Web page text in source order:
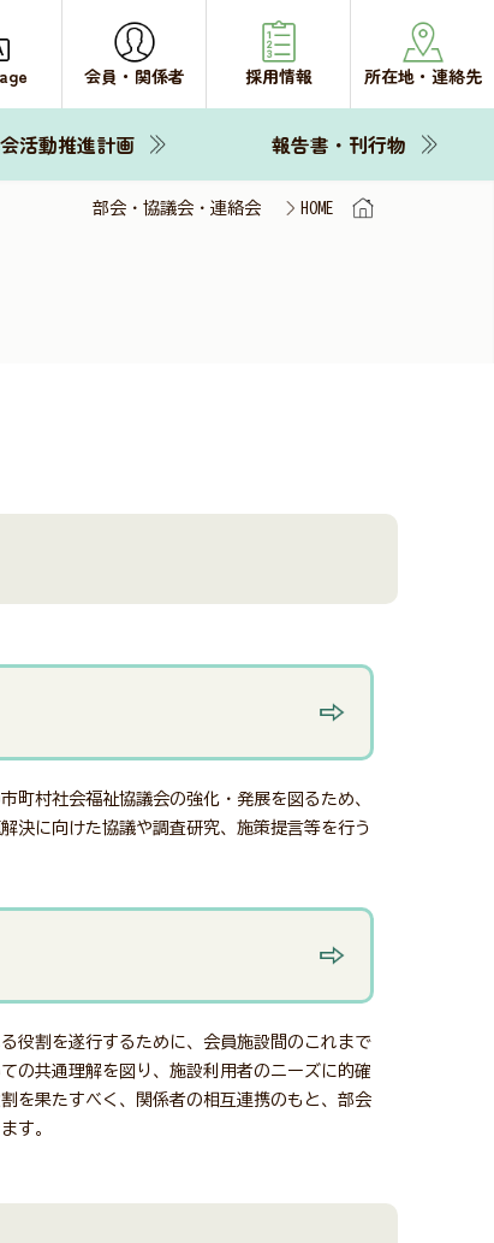
会員・関係者 採用情報 所在地・連絡先
活動推進計画 報告書・刊行物
HOME
部会・協議会・連絡会
町村社会福祉協議会の強化・発展を図るため、
決に向けた協議や調査研究、施策提言等を行う
役割を遂行するために、会員施設間のこれまで
の共通理解を図り、施設利用者のニーズに的確
を果たすべく、関係者の相互連携のもと、部会
す。